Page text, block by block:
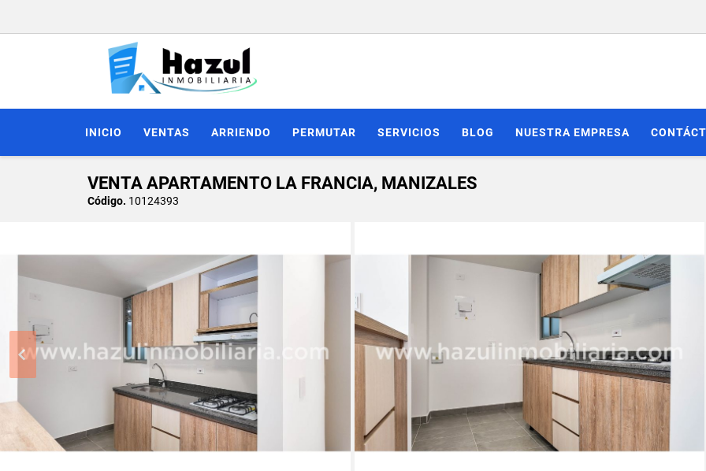
INICIO VENTAS ARRIENDO PERMUTAR SERVICIOS BLOG NUESTRA EMPRESA
VENTA APARTAMENTO LA FRANCIA, MANIZALES
Código. 10124393